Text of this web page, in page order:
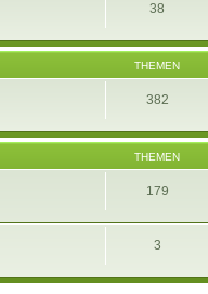
38
THEMEN
382
THEMEN
179
3